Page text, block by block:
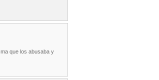
que los abusaba y